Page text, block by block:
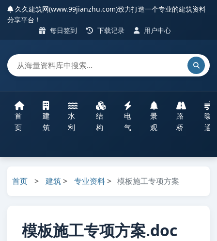
久久建筑网(www.99jianzhu.com)致力打造一个专业的建筑资料
分享平台！
每日签到
下载记录 用户中心
首
页
建
筑
水
利
结
构
电
气
景
观
路
桥
暖
通
首页 > 建筑> 专业资料> 模板施工专项方案
模板施工专项方案.doc